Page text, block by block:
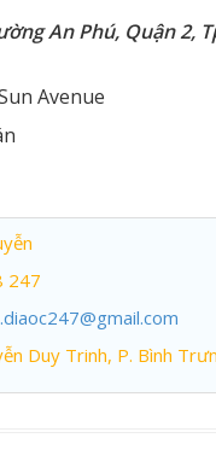
An Phú, Quận 2,
Avenue
247
Duy Trinh, P. Bình